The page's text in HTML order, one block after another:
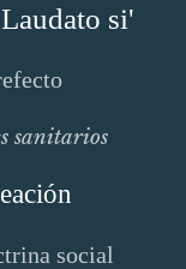
Laudato si'
sanitarios
social